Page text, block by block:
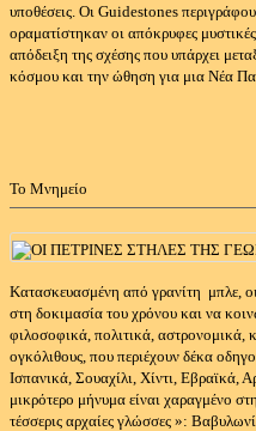
υποθέσεις. Οι Guidestones
οραματίστηκαν οι απόκρυφες μυστικές
απόδειξη της σχέσης που υπάρχει
κόσμου και την ώθηση για μια Νέα
Το Μνημείο
Κατασκευασμένη από γρανίτη μπλε,
στη δοκιμασία του χρόνου και να
φιλοσοφικά, πολιτικά, αστρονομικά,
ογκόλιθους, που περιέχουν δέκα
Ισπανικά, Σουαχίλι, Χίντι, Εβραϊκά,
μικρότερο μήνυμα είναι χαραγμένο
τέσσερις αρχαίες γλώσσες »: